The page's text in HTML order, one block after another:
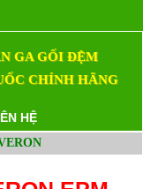
GA GỐI ĐỆM
CHÍNH HÃNG
HỆ